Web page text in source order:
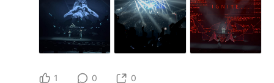
1 0 0